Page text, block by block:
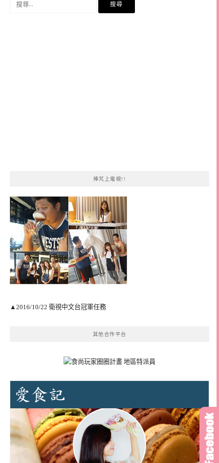
捧芃上電視!!
▲2016/10/22 衛視中文台冠軍任務
其他合作平台